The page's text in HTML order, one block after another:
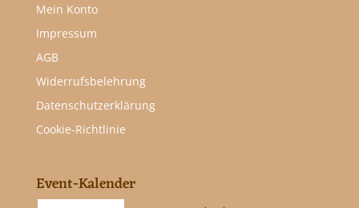
Mein Konto
Impressum
AGB
Widerrufsbelehrung
Datenschutzerklärung
Cookie-Richtlinie
Event-Kalender